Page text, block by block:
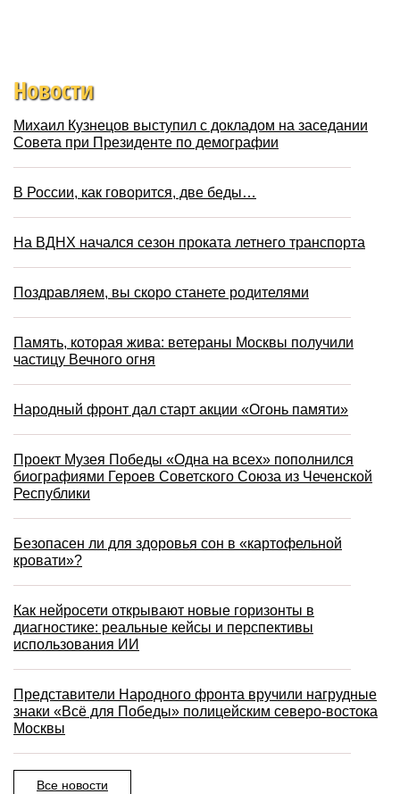
Новости
Михаил Кузнецов выступил с докладом на заседании
Совета при Президенте по демографии
В России, как говорится, две беды…
На ВДНХ начался сезон проката летнего транспорта
Поздравляем, вы скоро станете родителями
Память, которая жива: ветераны Москвы получили
частицу Вечного огня
Народный фронт дал старт акции «Огонь памяти»
Проект Музея Победы «Одна на всех» пополнился
биографиями Героев Советского Союза из Чеченской
Республики
Безопасен ли для здоровья сон в «картофельной
кровати»?
Как нейросети открывают новые горизонты в
диагностике: реальные кейсы и перспективы
использования ИИ
Представители Народного фронта вручили нагрудные
знаки «Всё для Победы» полицейским северо-востока
Москвы
Все новости